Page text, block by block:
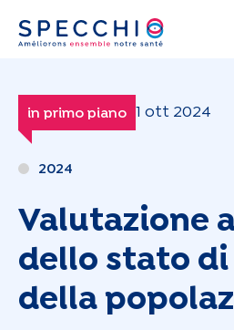
in primo piano 1 ott 2024
2024
Valutazione
dello stato di
della